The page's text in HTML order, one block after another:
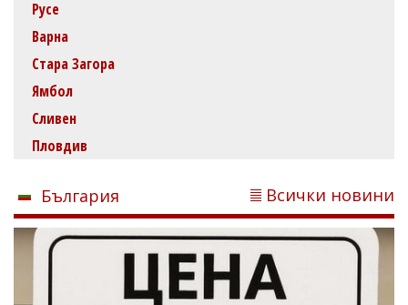
Русе
Варна
Стара Загора
Ямбол
Сливен
Пловдив
България Всички новини